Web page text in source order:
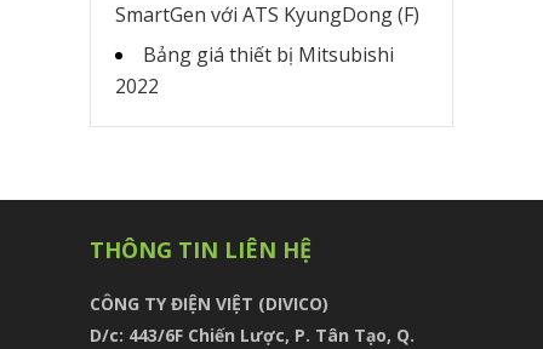
SmartGen với ATS KyungDong (F)
Bảng giá thiết bị Mitsubishi
2022
THÔNG TIN LIÊN HỆ
CÔNG TY ĐIỆN VIỆT (DIVICO)
D/c: 443/6F Chiến Lược, P. Tân Tạo, Q.